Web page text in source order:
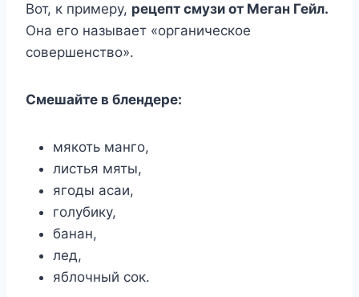
Вот, к примеру, рецепт смузи от Меган Гейл.
Она его называет «органическое
совершенство».
Смешайте в блендере:
мякоть манго,
листья мяты,
ягоды асаи,
голубику,
банан,
лед,
яблочный сок.